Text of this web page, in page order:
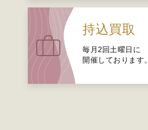
持込買取
毎月2回土曜日に
開催しております。